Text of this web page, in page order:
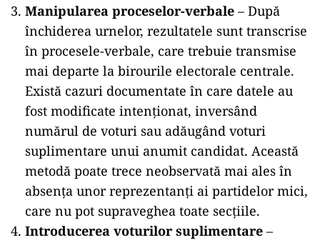
Manipularea proceselor-verbale – După
închiderea urnelor, rezultatele sunt transcrise
în procesele-verbale, care trebuie transmise
mai departe la birourile electorale centrale.
Există cazuri documentate în care datele au
fost modificate intenționat, inversând
numărul de voturi sau adăugând voturi
suplimentare unui anumit candidat. Această
metodă poate trece neobservată mai ales în
absența unor reprezentanți ai partidelor mici,
care nu pot supraveghea toate secțiile.
Introducerea voturilor suplimentare –